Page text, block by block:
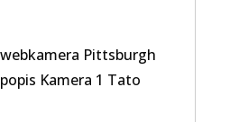
Pittsburgh
Kamera 1 Tato